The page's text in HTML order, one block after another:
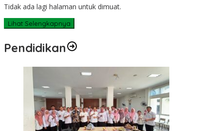
Tidak ada lagi halaman untuk dimuat.
Lihat Selengkapnya
Pendidikan